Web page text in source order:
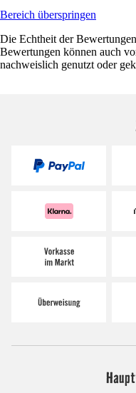
Bereich überspringen
Die Echtheit der
Bewertungen können auch
nachweislich genutzt oder